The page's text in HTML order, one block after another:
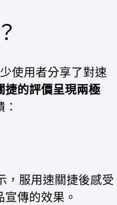
使用者分享了對速
捷的評價呈現兩極
，服用速關捷後感受
傳的效果。